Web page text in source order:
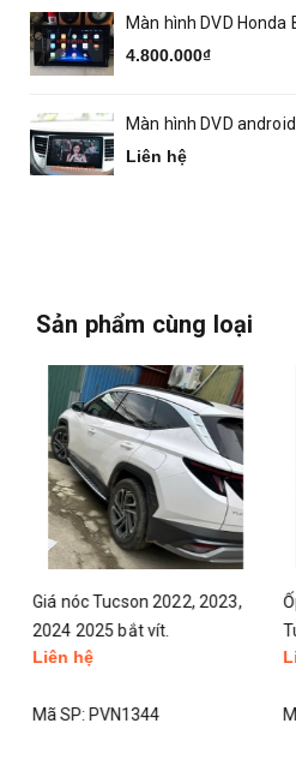
Màn hình DVD Honda
4.800.000₫
Màn hình DVD
Liên hệ
Sản phẩm cùng loại
Giá nóc Tucson 2022, 2023,
2024 2025 bắt vít.
Liên hệ
Mã SP: PVN1344